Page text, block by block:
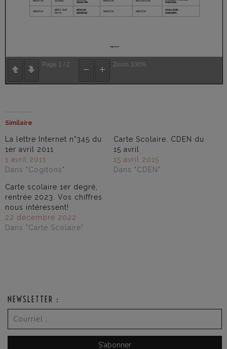
Page 1 / 2 Zoom 100%
Similaire
La lettre Internet n°345 du
1er avril 2011
1 avril 2011
Dans "Cogitons"
Carte Scolaire. CDEN du
15 avril
15 avril 2015
Dans "CDEN"
Carte scolaire 1er degré,
rentrée 2023. Vos chiffres
nous intéressent!
22 décembre 2022
Dans "Carte Scolaire"
NEWSLETTER :